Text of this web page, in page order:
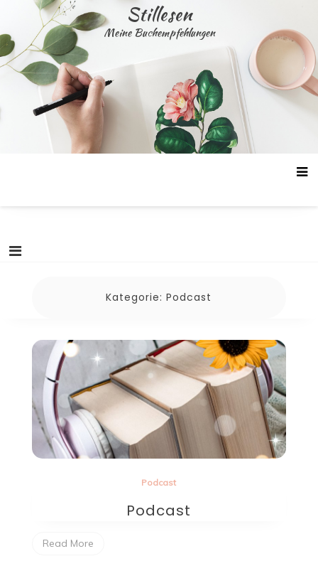
content
Stillesen
Meine Buchempfehlungen
Kategorie:Podcast
Podcast
Podcast
Read More